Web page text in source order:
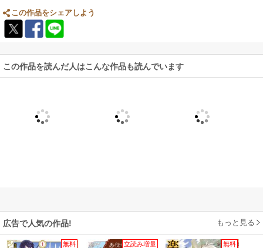
この作品をシェアしよう
この作品を読んだ人はこんな作品も読んでいます
広告で人気の作品! もっと見る
無料 立読み増量 無料